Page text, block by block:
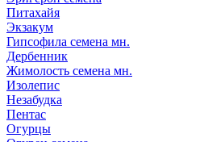
Питахайя
Экзакум
Гипсофила семена мн.
Дербенник
Жимолость семена мн.
Изолепис
Незабудка
Пентас
Огурцы